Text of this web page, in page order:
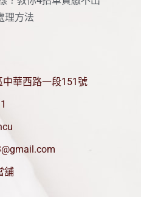
理方法
華西路一段151號
舖